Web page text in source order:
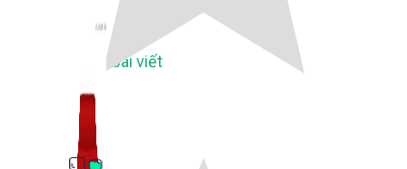
1,066 bài viết